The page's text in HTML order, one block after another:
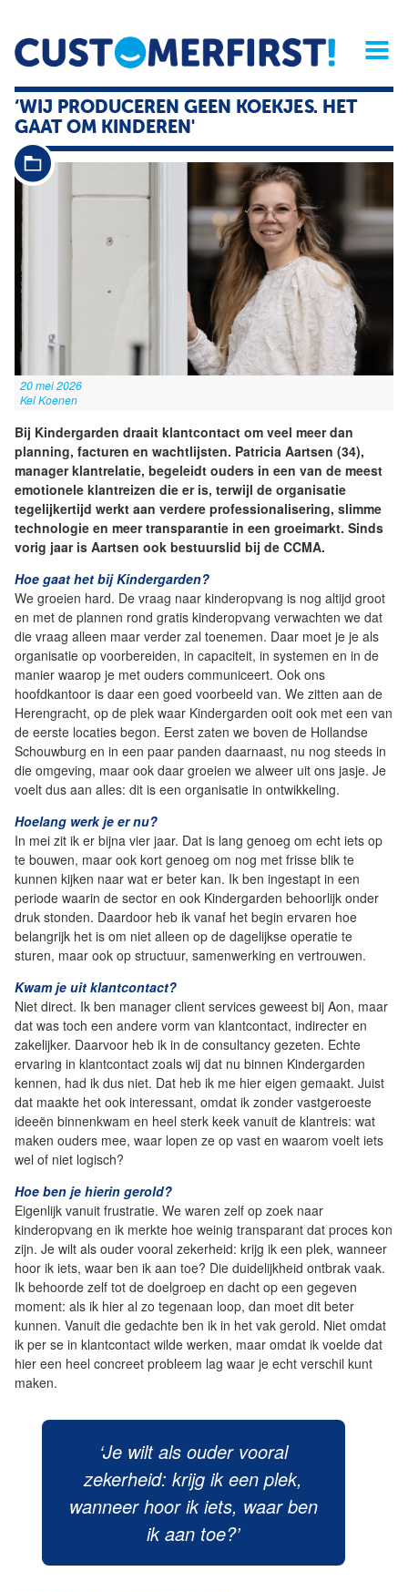
Home Opinie Archief
Magazine
Service
Buyers'Guide
‘WIJ PRODUCEREN GEEN KOEKJES. HET
GAAT OM KINDEREN'
20 mei 2026
Kel Koenen
Bij Kindergarden draait klantcontact om veel meer dan
planning, facturen en wachtlijsten. Patricia Aartsen (34),
manager klantrelatie, begeleidt ouders in een van de meest
emotionele klantreizen die er is, terwijl de organisatie
tegelijkertijd werkt aan verdere professionalisering, slimme
technologie en meer transparantie in een groeimarkt. Sinds
vorig jaar is Aartsen ook bestuurslid bij de CCMA.
Hoe gaat het bij Kindergarden?
We groeien hard. De vraag naar kinderopvang is nog altijd groot
en met de plannen rond gratis kinderopvang verwachten we dat
die vraag alleen maar verder zal toenemen. Daar moet je je als
organisatie op voorbereiden, in capaciteit, in systemen en in de
manier waarop je met ouders communiceert. Ook ons
hoofdkantoor is daar een goed voorbeeld van. We zitten aan de
Herengracht, op de plek waar Kindergarden ooit ook met een van
de eerste locaties begon. Eerst zaten we boven de Hollandse
Schouwburg en in een paar panden daarnaast, nu nog steeds in
die omgeving, maar ook daar groeien we alweer uit ons jasje. Je
voelt dus aan alles: dit is een organisatie in ontwikkeling.
Hoelang werk je er nu?
In mei zit ik er bijna vier jaar. Dat is lang genoeg om echt iets op
te bouwen, maar ook kort genoeg om nog met frisse blik te
kunnen kijken naar wat er beter kan. Ik ben ingestapt in een
periode waarin de sector en ook Kindergarden behoorlijk onder
druk stonden. Daardoor heb ik vanaf het begin ervaren hoe
belangrijk het is om niet alleen op de dagelijkse operatie te
sturen, maar ook op structuur, samenwerking en vertrouwen.
Kwam je uit klantcontact?
Niet direct. Ik ben manager client services geweest bij Aon, maar
dat was toch een andere vorm van klantcontact, indirecter en
zakelijker. Daarvoor heb ik in de consultancy gezeten. Echte
ervaring in klantcontact zoals wij dat nu binnen Kindergarden
kennen, had ik dus niet. Dat heb ik me hier eigen gemaakt. Juist
dat maakte het ook interessant, omdat ik zonder vastgeroeste
ideeën binnenkwam en heel sterk keek vanuit de klantreis: wat
maken ouders mee, waar lopen ze op vast en waarom voelt iets
wel of niet logisch?
Hoe ben je hierin gerold?
Eigenlijk vanuit frustratie. We waren zelf op zoek naar
kinderopvang en ik merkte hoe weinig transparant dat proces kon
zijn. Je wilt als ouder vooral zekerheid: krijg ik een plek, wanneer
hoor ik iets, waar ben ik aan toe? Die duidelijkheid ontbrak vaak.
Ik behoorde zelf tot de doelgroep en dacht op een gegeven
moment: als ik hier al zo tegenaan loop, dan moet dit beter
kunnen. Vanuit die gedachte ben ik in het vak gerold. Niet omdat
ik per se in klantcontact wilde werken, maar omdat ik voelde dat
hier een heel concreet probleem lag waar je echt verschil kunt
maken.
‘Je wilt als ouder vooral
zekerheid: krijg ik een plek,
wanneer hoor ik iets, waar ben
ik aan toe?’